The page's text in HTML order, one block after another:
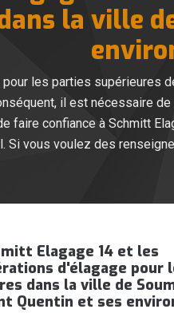
la ville
les parties supérieures
il est nécessaire
faire confiance à Schmitt
Si vous voulez des
Elagage 14 et les
d'élagage pour
dans la ville de
Quentin et ses